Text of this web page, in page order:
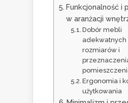
Funkcjonalność i
w aranżacji
Dobór mebli
adekwatnych
rozmiarów i
Ergonomia i
użytkowania